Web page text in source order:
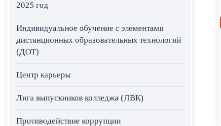
2025 год
Индивидуальное обучение с элементами
дистанционных образовательных технологий
(ДОТ)
Центр карьеры
Лига выпускников колледжа (ЛВК)
Противодействие коррупции